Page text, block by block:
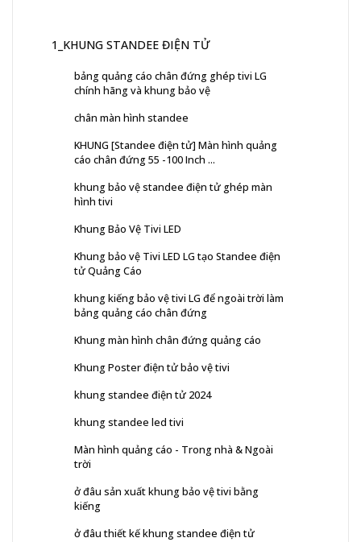
1_KHUNG STANDEE ĐIỆN TỬ
bảng quảng cáo chân đứng ghép tivi LG
chính hãng và khung bảo vệ
chân màn hình standee
KHUNG [Standee điện tử] Màn hình quảng
cáo chân đứng 55 -100 Inch ...
khung bảo vệ standee điện tử ghép màn
hình tivi
Khung Bảo Vệ Tivi LED
Khung bảo vệ Tivi LED LG tạo Standee điện
tử Quảng Cáo
khung kiếng bảo vệ tivi LG để ngoài trời làm
bảng quảng cáo chân đứng
Khung màn hình chân đứng quảng cáo
Khung Poster điện tử bảo vệ tivi
khung standee điện tử 2024
khung standee led tivi
Màn hình quảng cáo - Trong nhà & Ngoài
trời
ở đâu sản xuất khung bảo vệ tivi bằng
kiếng
ở đâu thiết kế khung standee điện tử